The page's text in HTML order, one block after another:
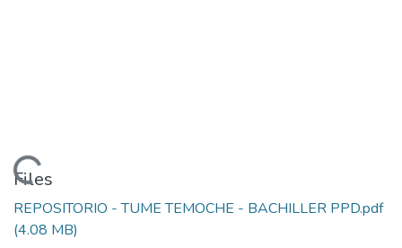
Loading...
Files
REPOSITORIO - TUME TEMOCHE - BACHILLER PPD.pdf
(4.08 MB)